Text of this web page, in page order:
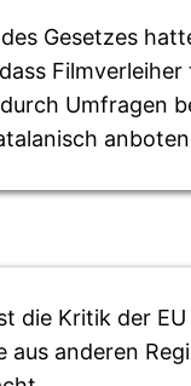
Gesetzes
Umfragen
die Kritik der
aus anderen